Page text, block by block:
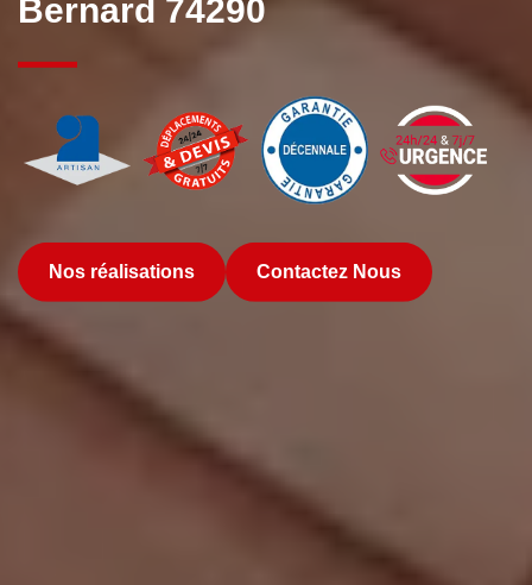
Bernard 74290
Nos réalisations Contactez Nous